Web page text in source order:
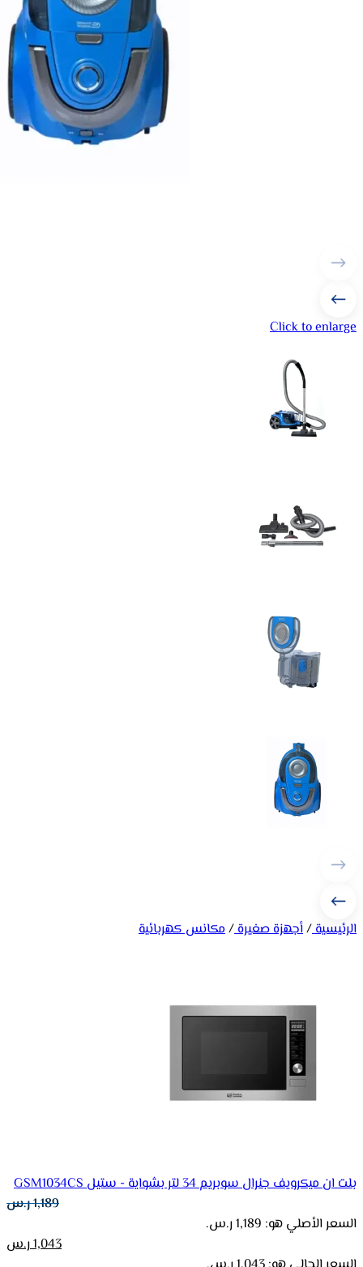
Click to enlarge
الرئيسية/أجهزة صغيرة/مكانس كهربائية
بلت ان ميكرويف جنرال سوبريم 34 لتر بشواية - ستيل GSM1034CS
1,189ر.س
السعر الأصلي هو: 1,189 ر.س.
1,043ر.س